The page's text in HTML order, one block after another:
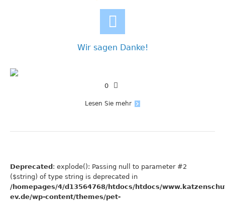
Wir sagen Danke!
0
Lesen Sie mehr
Deprecated : explode(): Passing null to parameter #2
($string) of type string is deprecated in
/homepages/4/d13564768/htdocs/htdocs/
ev.de/wp-content/themes/pet-